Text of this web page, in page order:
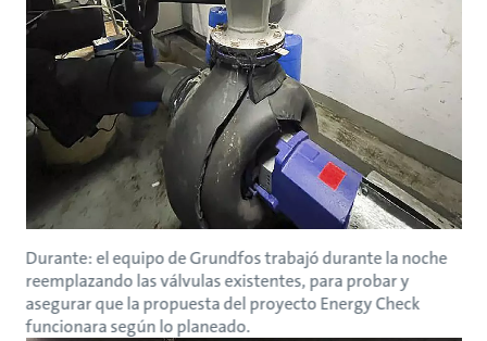
Durante: el equipo de Grundfos trabajó durante la noche
reemplazando las válvulas existentes, para probar y
asegurar que la propuesta del proyecto Energy Check
funcionara según lo planeado.